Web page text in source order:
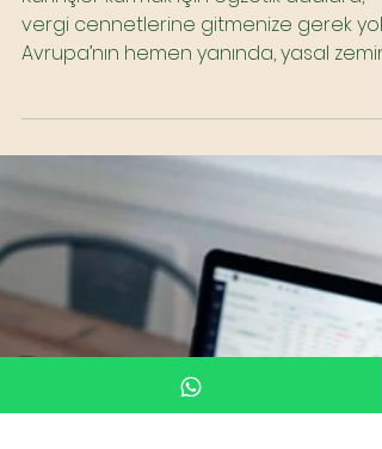
Vergi Cennetine Gerek
Yok: Balkanlar’da Kârlı
ŞirketYapıları
Kârlı işler kurmak için egzotik adalara,